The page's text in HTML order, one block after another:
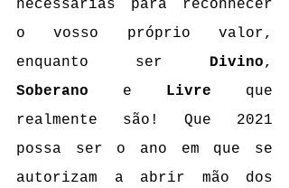
necessárias para reconhecer
o vosso próprio valor,
enquanto ser Divino
Soberano e Livre que
realmente são! Que 2021
possa ser o ano em que se
autorizam a abrir mão dos